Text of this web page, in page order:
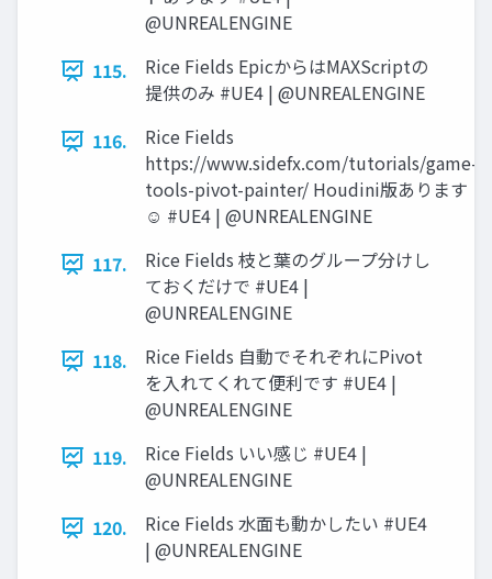
@UNREALENGINE
115.
Rice Fields EpicからはMAXScriptの
提供のみ #UE4 | @UNREALENGINE
116.
Rice Fields
https://www.sidefx.com/tutorials/game-
tools-pivot-painter/ Houdini版あります
☺ #UE4 | @UNREALENGINE
117.
Rice Fields 枝と葉のグループ分けし
ておくだけで #UE4 |
@UNREALENGINE
118.
Rice Fields 自動でそれぞれにPivot
を入れてくれて便利です #UE4 |
@UNREALENGINE
119.
Rice Fields いい感じ #UE4 |
@UNREALENGINE
120.
Rice Fields 水面も動かしたい #UE4
| @UNREALENGINE